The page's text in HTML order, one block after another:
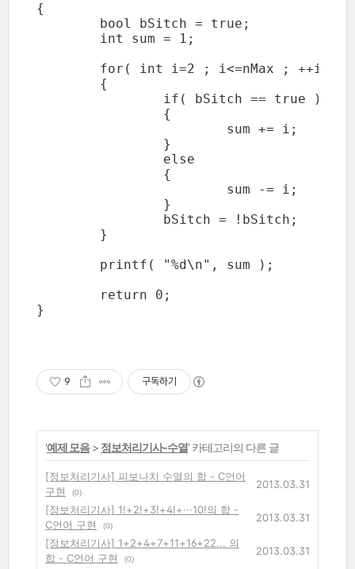
{
9 구독하기
'예제 모음> 정보처리기사-수열' 카테고리의 다른 글
[정보처리기사] 피보나치 수열의 합 - C언어
구현
(0)
2013.03.31
[정보처리기사] 1!+2!+3!+4!+···10!의 합 -
C언어 구현
(0)
2013.03.31
[정보처리기사] 1+2+4+7+11+16+22... 의
합 - C언어 구현
(0)
2013.03.31